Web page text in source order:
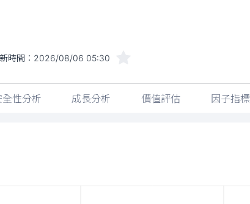
時間： 2026/08/06 05:30
全性分析 成長分析 價值評估 因子指標